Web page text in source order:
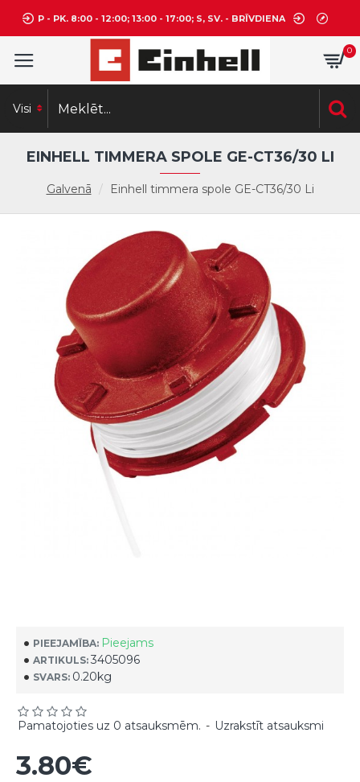
P - PK. 8:00 - 12:00; 13:00 - 17:00; S, SV. - BRĪVDIENA
0
Visi
Galvenā Einhell timmera spole GE-CT36/30 Li
EINHELL TIMMERA SPOLE GE-CT36/30 LI
PIEEJAMĪBA: Pieejams
ARTIKULS: 3405096
SVARS: 0.20kg
Pamatojoties uz 0 atsauksmēm. - Uzrakstīt atsauksmi
3.80€